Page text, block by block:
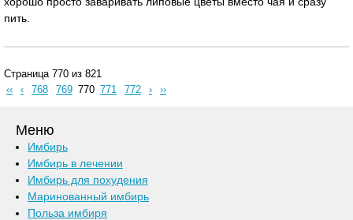
пить.
Страница 770 из 821
‹‹
‹ 768 769 770 771 772 › ››
Меню
Имбирь
Имбирь в лечении
Имбирь для похудения
Маринованный имбирь
Польза имбиря